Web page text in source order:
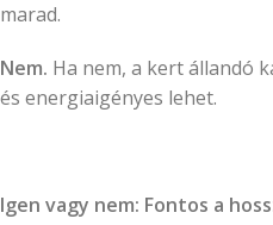
marad.
Nem. Ha nem, a kert állandó
és energiaigényes lehet.
Igen vagy nem: Fontos a